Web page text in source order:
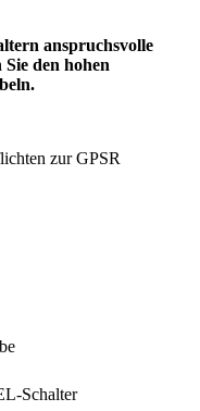
anspruchsvolle
den hohen
zur GPSR
Schalter